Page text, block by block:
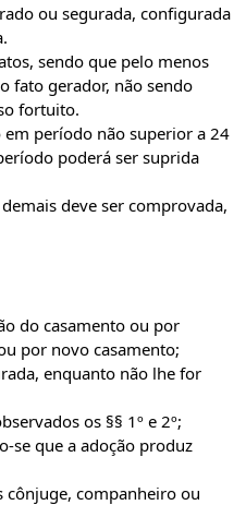
ou segurada, configurada
sendo que pelo menos
fato gerador, não sendo
fortuito.
período não superior a 24
poderá ser suprida
deve ser comprovada,
do casamento ou por
por novo casamento;
enquanto não lhe for
os §§ 1º e 2º;
se que a adoção produz
cônjuge, companheiro ou